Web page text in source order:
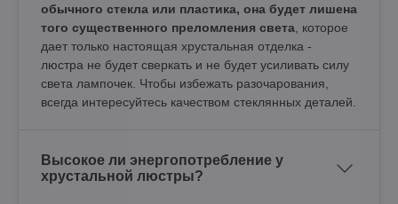
обычного стекла или пластика, она будет лишена
того существенного преломления света , которое
дает только настоящая хрустальная отделка -
люстра не будет сверкать и не будет усиливать силу
света лампочек. Чтобы избежать разочарования,
всегда интересуйтесь качеством стеклянных деталей.
Высокое ли энергопотребление у
хрустальной люстры?